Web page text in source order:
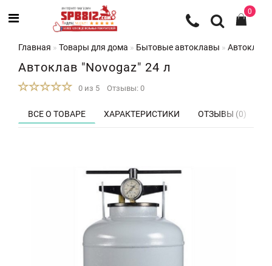
0
Главная Товары для дома Бытовые автоклавы Автоклав
Автоклав "Novogaz" 24 л
0 из 5 Отзывы: 0
ВСЕ О ТОВАРЕ ХАРАКТЕРИСТИКИ ОТЗЫВЫ (0)